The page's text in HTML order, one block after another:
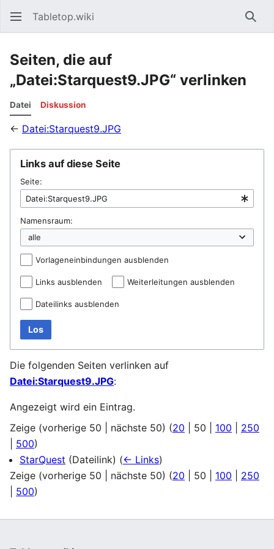
Tabletop.wiki
Seiten, die auf
„Datei:Starquest9.JPG“ verlinken
Datei Diskussion
← Datei:Starquest9.JPG
Links auf diese Seite
Seite:
Namensraum:
Vorlageneinbindungen ausblenden
Links ausblenden Weiterleitungen ausblenden
Dateilinks ausblenden
Los
Die folgenden Seiten verlinken auf
Datei:Starquest9.JPG:
Angezeigt wird ein Eintrag.
Zeige (vorherige 50 nächste 50) (20 50 100
250
500)
StarQuest (Dateilink) (← Links)
Zeige (vorherige 50 nächste 50) (20 50 100
250
500)